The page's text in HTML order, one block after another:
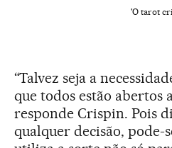
'O tarot
“Talvez seja a
que todos estão abertos
responde Crispin. Pois
qualquer decisão, pode-